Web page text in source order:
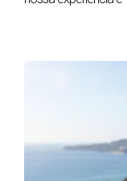
Qual a idade
habitação em
Os bancos em